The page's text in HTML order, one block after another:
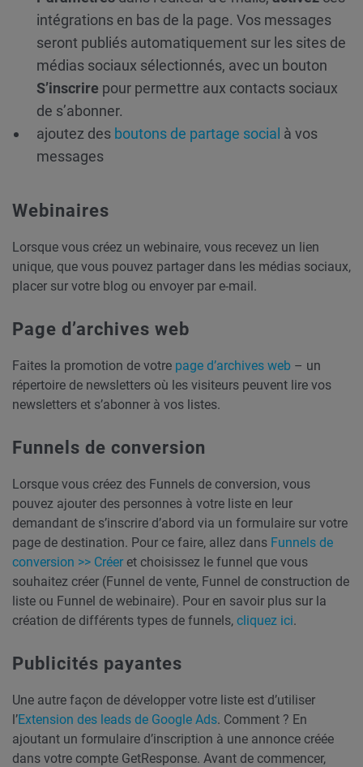
intégrations en bas de la page. Vos messages
seront publiés automatiquement sur les sites de
médias sociaux sélectionnés, avec un bouton
S’inscrire pour permettre aux contacts sociaux
de s’abonner.
ajoutez des boutons de partage social à vos
messages
Webinaires
Lorsque vous créez un webinaire, vous recevez un lien
unique, que vous pouvez partager dans les médias sociaux,
placer sur votre blog ou envoyer par e-mail.
Page d’archives web
Faites la promotion de votre page d’archives web – un
répertoire de newsletters où les visiteurs peuvent lire vos
newsletters et s’abonner à vos listes.
Funnels de conversion
Lorsque vous créez des Funnels de conversion, vous
pouvez ajouter des personnes à votre liste en leur
demandant de s’inscrire d’abord via un formulaire sur votre
page de destination. Pour ce faire, allez dans Funnels de
conversion >> Créer et choisissez le funnel que vous
souhaitez créer (Funnel de vente, Funnel de construction de
liste ou Funnel de webinaire). Pour en savoir plus sur la
création de différents types de funnels, cliquez ici.
Publicités payantes
Une autre façon de développer votre liste est d’utiliser
l’Extension des leads de Google Ads. Comment ? En
ajoutant un formulaire d’inscription à une annonce créée
dans votre compte GetResponse. Avant de commencer,